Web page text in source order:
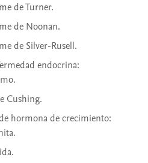
de Turner.
de Noonan.
de Silver-Rusell.
endocrina:
Cushing.
hormona de crecimiento: